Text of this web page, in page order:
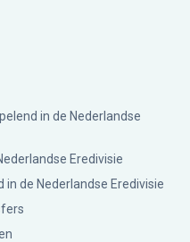
in de Nederlandse
Eredivisie
de Nederlandse Eredivisie